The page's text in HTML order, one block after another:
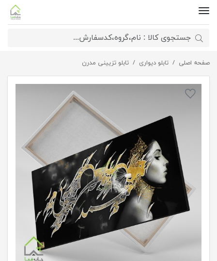
صفحه اصلی تابلو دیواری تابلو تزیینی مدرن
تابلو بوم نقاشی خط هنری مدرن ایرانی مدل 2217